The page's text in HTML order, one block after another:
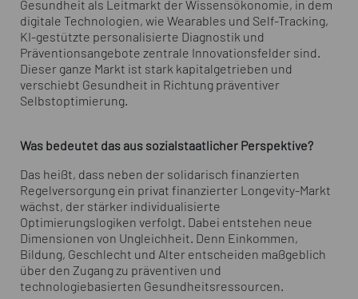
Gesundheit als Leitmarkt der Wissensökonomie, in dem
digitale Technologien, wie Wearables und Self-Tracking,
KI-gestützte personalisierte Diagnostik und
Präventionsangebote zentrale Innovationsfelder sind.
Dieser ganze Markt ist stark kapitalgetrieben und
verschiebt Gesundheit in Richtung präventiver
Selbstoptimierung.
Was bedeutet das aus sozialstaatlicher Perspektive?
Das heißt, dass neben der solidarisch finanzierten
Regelversorgung ein privat finanzierter Longevity-Markt
wächst, der stärker individualisierte
Optimierungslogiken verfolgt. Dabei entstehen neue
Dimensionen von Ungleichheit. Denn Einkommen,
Bildung, Geschlecht und Alter entscheiden maßgeblich
über den Zugang zu präventiven und
technologiebasierten Gesundheitsressourcen.